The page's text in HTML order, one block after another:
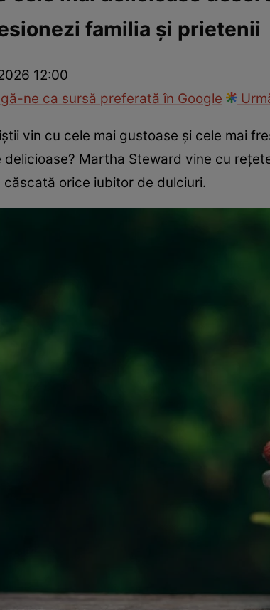
și SexEvenimenteHoroscopRețete culinare
familia și prietenii
12:00
ne ca sursă preferată în Google
vin cu cele mai gustoase și cele mai
Martha Steward vine cu
căscată orice iubitor de dulciuri.